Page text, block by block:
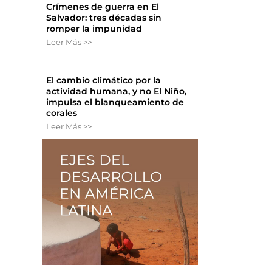
Crímenes de guerra en El
Salvador: tres décadas sin
romper la impunidad
Leer Más >>
El cambio climático por la
actividad humana, y no El Niño,
impulsa el blanqueamiento de
corales
Leer Más >>